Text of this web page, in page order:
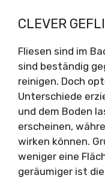
CLEVER
Fliesen sind im
sind beständig
reinigen. Doch
Unterschiede
und dem Boden
erscheinen,
wirken können.
weniger eine
geräumiger ist die